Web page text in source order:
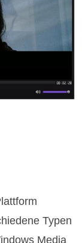
Typen
Media